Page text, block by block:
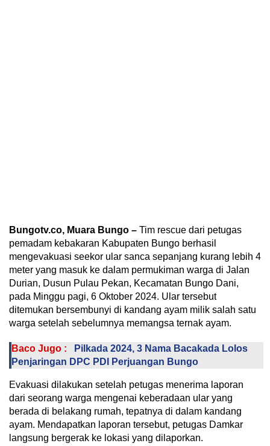
Bungotv.co, Muara Bungo – Tim rescue dari petugas
pemadam kebakaran Kabupaten Bungo berhasil
mengevakuasi seekor ular sanca sepanjang kurang lebih 4
meter yang masuk ke dalam permukiman warga di Jalan
Durian, Dusun Pulau Pekan, Kecamatan Bungo Dani,
pada Minggu pagi, 6 Oktober 2024. Ular tersebut
ditemukan bersembunyi di kandang ayam milik salah satu
warga setelah sebelumnya memangsa ternak ayam.
Baco Jugo :
Pilkada 2024, 3 Nama Bacakada Lolos
Penjaringan DPC PDI Perjuangan Bungo
Evakuasi dilakukan setelah petugas menerima laporan
dari seorang warga mengenai keberadaan ular yang
berada di belakang rumah, tepatnya di dalam kandang
ayam. Mendapatkan laporan tersebut, petugas Damkar
langsung bergerak ke lokasi yang dilaporkan.